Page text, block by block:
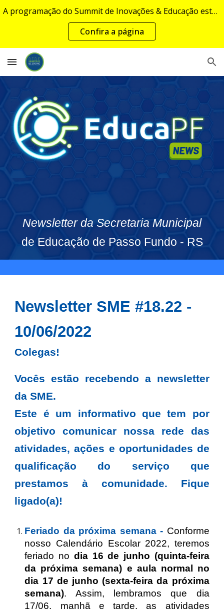
Skip to main content Skip to navigation
A programação do Summit de Inovações & Educação estará disponível em breve...
Confira a página
Newsletter da Secretaria Municipal
de Educação de Passo Fundo - RS
Newsletter SME #18.22 -
10/06/2022
Colegas!
Vocês estão recebendo a newsletter
da SME.
Este é um informativo que tem por
objetivo comunicar nossa rede das
atividades, ações e oportunidades de
qualificação do serviço que
prestamos à comunidade. Fique
ligado(a)!
Feriado da próxima semana - Conforme
nosso Calendário Escolar 2022, teremos
feriado no dia 16 de junho (quinta-feira
da próxima semana) e aula normal no
dia 17 de junho (sexta-feira da próxima
semana). Assim, lembramos que dia
17/06, manhã e tarde, as atividades